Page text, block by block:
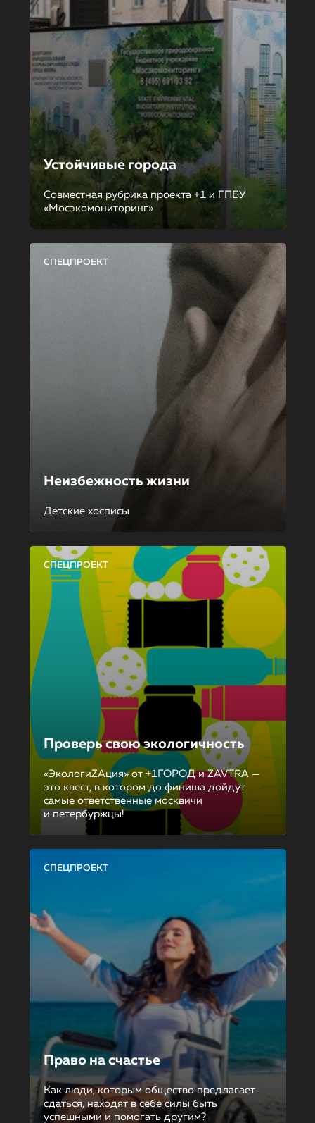
Устойчивые города
Совместная рубрика проекта +1 и ГПБУ
«Мосэкомониторинг»
СПЕЦПРОЕКТ
Неизбежность жизни
Детские хосписы
СПЕЦПРОЕКТ
Проверь свою экологичность
«ЭкологиZAция» от +1ГОРОД и ZAVTRA —
это квест, в котором до финиша дойдут
самые ответственные москвичи
и петербуржцы!
СПЕЦПРОЕКТ
Право на счастье
Как люди, которым общество предлагает
сдаться, находят в себе силы быть
успешными и помогать другим?